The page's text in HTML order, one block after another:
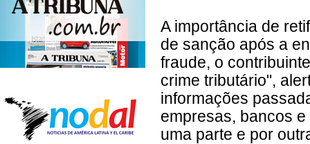
A importância de
de sanção após a
fraude, o
crime tributário",
informações
empresas, bancos
uma parte e por